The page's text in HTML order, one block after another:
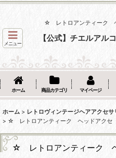
☆ レトロアンティー
メニュー
【公式】チエルアル
ホーム 商品カテゴリ マイページ
ホーム > レトロヴィンテージヘアアクセサ
> ☆ レトロアンティーク ヘッドアク
☆ レトロアンティーク